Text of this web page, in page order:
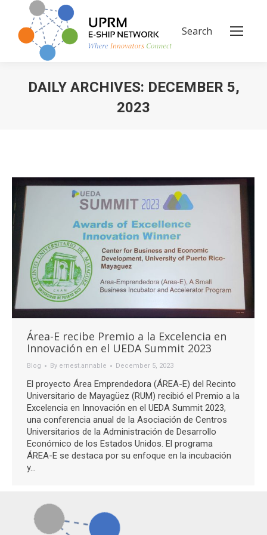
Search:
Search
DAILY ARCHIVES: DECEMBER 5,
2023
Área-E recibe Premio a la Excelencia en
Innovación en el UEDA Summit 2023
Blog By ernest.annable December 5, 2023
El proyecto Área Emprendedora (ÁREA-E) del Recinto
Universitario de Mayagüez (RUM) recibió el Premio a la
Excelencia en Innovación en el UEDA Summit 2023,
una conferencia anual de la Asociación de Centros
Universitarios de la Administración de Desarrollo
Económico de los Estados Unidos. El programa
ÁREA-E se destaca por su enfoque en la incubación
y…